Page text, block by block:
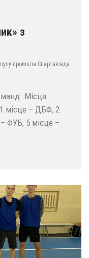
з
пройшла Спартакіада
Місця
місце – ДБФ, 2
ФУБ, 5 місце –